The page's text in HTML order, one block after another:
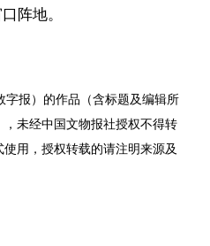
阵地。
报）的作品（含标题及编辑所
未经中国文物报社授权不得转
用，授权转载的请注明来源及